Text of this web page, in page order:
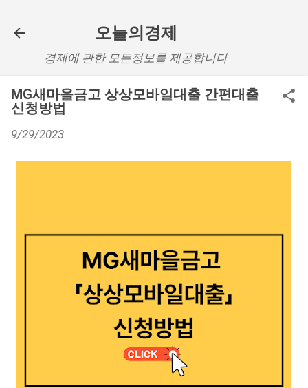
오늘의경제
경제에 관한 모든정보를 제공합니다
MG새마을금고 상상모바일대출 간편대출
신청방법
9/29/2023